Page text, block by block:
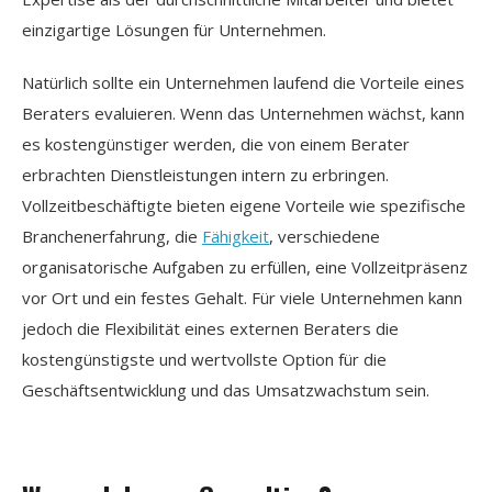
einzigartige Lösungen für Unternehmen.
Natürlich sollte ein Unternehmen laufend die Vorteile eines
Beraters evaluieren. Wenn das Unternehmen wächst, kann
es kostengünstiger werden, die von einem Berater
erbrachten Dienstleistungen intern zu erbringen.
Vollzeitbeschäftigte bieten eigene Vorteile wie spezifische
Branchenerfahrung, die Fähigkeit, verschiedene
organisatorische Aufgaben zu erfüllen, eine Vollzeitpräsenz
vor Ort und ein festes Gehalt. Für viele Unternehmen kann
jedoch die Flexibilität eines externen Beraters die
kostengünstigste und wertvollste Option für die
Geschäftsentwicklung und das Umsatzwachstum sein.